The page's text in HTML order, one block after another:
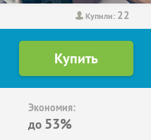
Купили: 22
Экономия:
до 53%